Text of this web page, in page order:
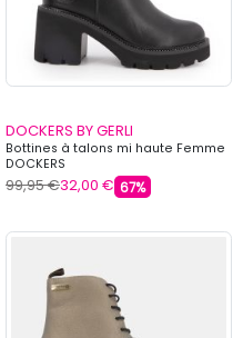
DOCKERS BY GERLI
Bottines à talons mi haute Femme
DOCKERS
99,95 €32,00 € 67%